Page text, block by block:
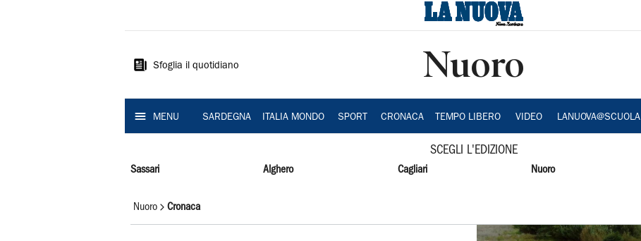
Sardegna
Sfoglia il quotidiano Nuoro
MENU SARDEGNA ITALIA MONDO SPORT CRONACA TEMPO LIBERO VIDEO LANUOVA@SCUOLA
SCEGLI L'EDIZIONE
Sassari Alghero Cagliari Nuoro
Nuoro Cronaca